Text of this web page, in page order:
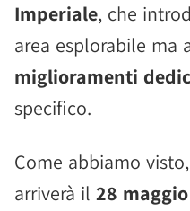
Imperiale, che
area esplorabile ma
miglioramenti
specifico.
Come abbiamo
arriverà il 28 maggio